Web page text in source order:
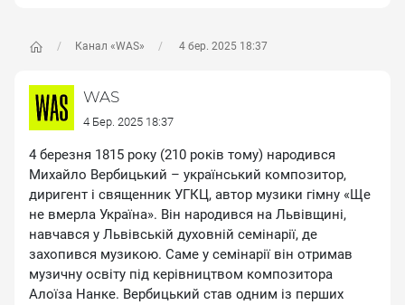
Канал «WAS» 4 бер. 2025 18:37
WAS
4 Бер. 2025 18:37
4 березня 1815 року (210 років тому) народився
Михайло Вербицький – український композитор,
диригент і священник УГКЦ, автор музики гімну «Ще
не вмерла Україна». Він народився на Львівщині,
навчався у Львівській духовній семінарії, де
захопився музикою. Саме у семінарії він отримав
музичну освіту під керівництвом композитора
Алоїза Нанке. Вербицький став одним із перших
Створено: 8 січня 2025
Відповідальні: